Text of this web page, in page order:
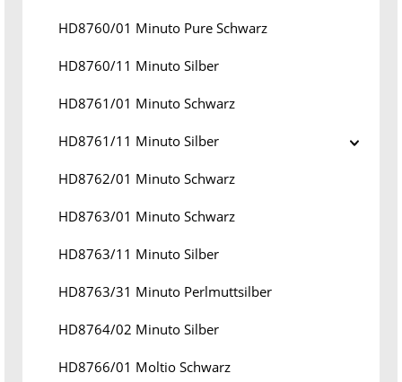
HD8760/01 Minuto Pure Schwarz
HD8760/11 Minuto Silber
HD8761/01 Minuto Schwarz
HD8761/11 Minuto Silber
HD8762/01 Minuto Schwarz
HD8763/01 Minuto Schwarz
HD8763/11 Minuto Silber
HD8763/31 Minuto Perlmuttsilber
HD8764/02 Minuto Silber
HD8766/01 Moltio Schwarz